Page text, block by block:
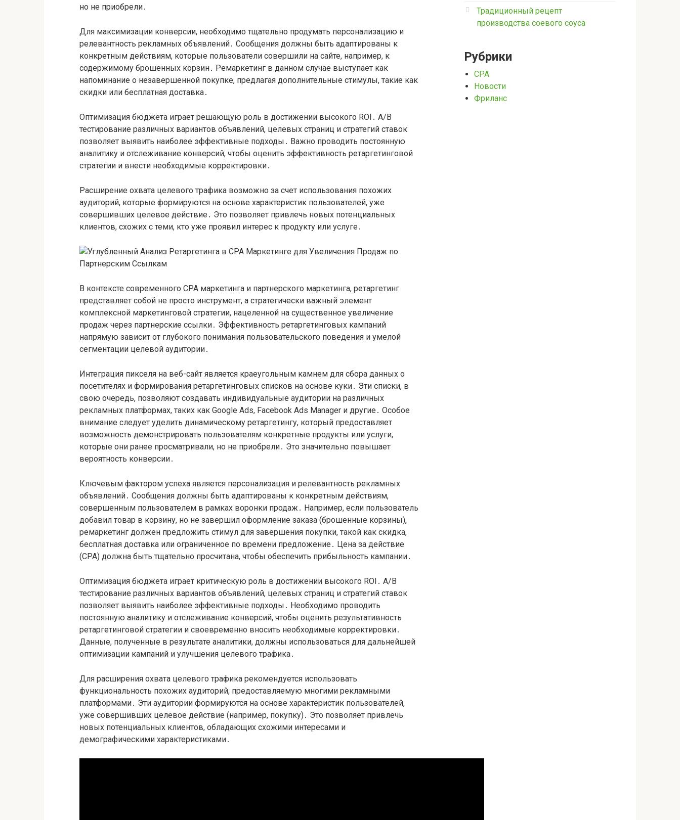
но не приобрели․
Для максимизации конверсии, необходимо тщательно продумать персонализацию и
релевантность рекламных объявлений․ Сообщения должны быть адаптированы к
конкретным действиям, которые пользователи совершили на сайте, например, к
содержимому брошенных корзин․ Ремаркетинг в данном случае выступает как
напоминание о незавершенной покупке, предлагая дополнительные стимулы, такие как
скидки или бесплатная доставка․
Оптимизация бюджета играет решающую роль в достижении высокого ROI․ A/B
тестирование различных вариантов объявлений, целевых страниц и стратегий ставок
позволяет выявить наиболее эффективные подходы․ Важно проводить постоянную
аналитику и отслеживание конверсий, чтобы оценить эффективность ретаргетинговой
стратегии и внести необходимые корректировки․
Расширение охвата целевого трафика возможно за счет использования похожих
аудиторий, которые формируются на основе характеристик пользователей, уже
совершивших целевое действие․ Это позволяет привлечь новых потенциальных
клиентов, схожих с теми, кто уже проявил интерес к продукту или услуге․
В контексте современного CPA маркетинга и партнерского маркетинга, ретаргетинг
представляет собой не просто инструмент, а стратегически важный элемент
комплексной маркетинговой стратегии, нацеленной на существенное увеличение
продаж через партнерские ссылки․ Эффективность ретаргетинговых кампаний
напрямую зависит от глубокого понимания пользовательского поведения и умелой
сегментации целевой аудитории․
Интеграция пикселя на веб-сайт является краеугольным камнем для сбора данных о
посетителях и формирования ретаргетинговых списков на основе куки․ Эти списки, в
свою очередь, позволяют создавать индивидуальные аудитории на различных
рекламных платформах, таких как Google Ads, Facebook Ads Manager и другие․ Особое
внимание следует уделить динамическому ретаргетингу, который предоставляет
возможность демонстрировать пользователям конкретные продукты или услуги,
которые они ранее просматривали, но не приобрели․ Это значительно повышает
вероятность конверсии․
Ключевым фактором успеха является персонализация и релевантность рекламных
объявлений․ Сообщения должны быть адаптированы к конкретным действиям,
совершенным пользователем в рамках воронки продаж․ Например, если пользователь
добавил товар в корзину, но не завершил оформление заказа (брошенные корзины),
ремаркетинг должен предложить стимул для завершения покупки, такой как скидка,
бесплатная доставка или ограниченное по времени предложение․ Цена за действие
(CPA) должна быть тщательно просчитана, чтобы обеспечить прибыльность кампании․
Оптимизация бюджета играет критическую роль в достижении высокого ROI․ A/B
тестирование различных вариантов объявлений, целевых страниц и стратегий ставок
позволяет выявить наиболее эффективные подходы․ Необходимо проводить
постоянную аналитику и отслеживание конверсий, чтобы оценить результативность
ретаргетинговой стратегии и своевременно вносить необходимые корректировки․
Данные, полученные в результате аналитики, должны использоваться для дальнейшей
оптимизации кампаний и улучшения целевого трафика․
Для расширения охвата целевого трафика рекомендуется использовать
функциональность похожих аудиторий, предоставляемую многими рекламными
платформами․ Эти аудитории формируются на основе характеристик пользователей,
уже совершивших целевое действие (например, покупку)․ Это позволяет привлечь
новых потенциальных клиентов, обладающих схожими интересами и
демографическими характеристиками․
Традиционный рецепт
производства соевого соуса
Рубрики
CPA
Новости
Фриланс